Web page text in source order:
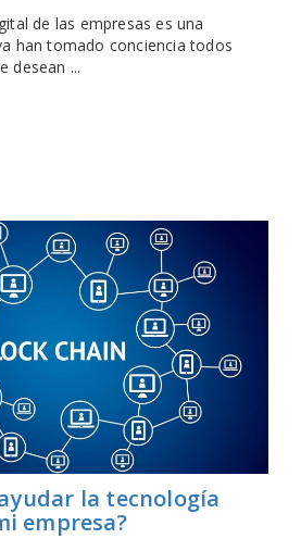
de las empresas es una
han tomado conciencia todos
desean ...
la tecnología
empresa?